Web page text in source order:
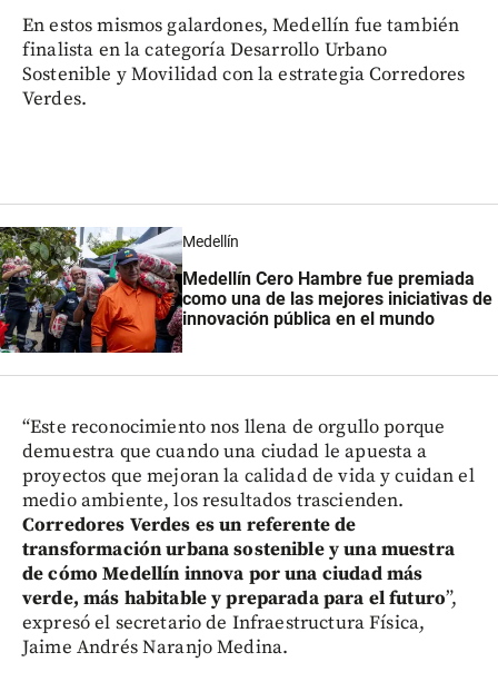
En estos mismos galardones, Medellín fue también
finalista en la categoría Desarrollo Urbano
Sostenible y Movilidad con la estrategia Corredores
Verdes.
Medellín
Medellín Cero Hambre fue premiada
como una de las mejores iniciativas de
innovación pública en el mundo
“Este reconocimiento nos llena de orgullo porque
demuestra que cuando una ciudad le apuesta a
proyectos que mejoran la calidad de vida y cuidan el
medio ambiente, los resultados trascienden.
Corredores Verdes es un referente de
transformación urbana sostenible y una muestra
de cómo Medellín innova por una ciudad más
verde, más habitable y preparada para el futuro”,
expresó el secretario de Infraestructura Física,
Jaime Andrés Naranjo Medina.